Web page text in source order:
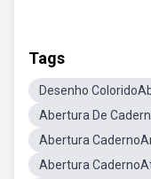
Tags
Desenho
Abertura De
Abertura
Abertura